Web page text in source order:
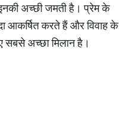
अच्छी जमती है। प्रेम के
आकर्षित करते हैं और विवाह के
सबसे अच्छा मिलान है।